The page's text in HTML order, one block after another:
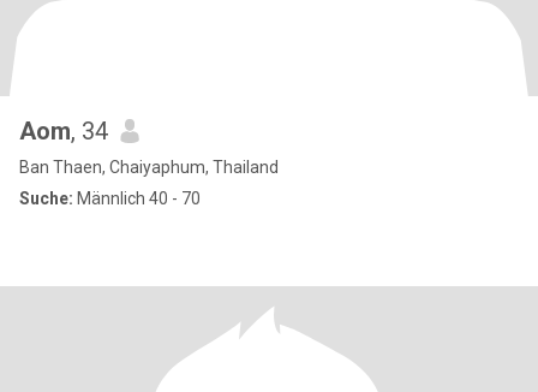
Aom, 34
Ban Thaen, Chaiyaphum, Thailand
Suche: Männlich 40 - 70